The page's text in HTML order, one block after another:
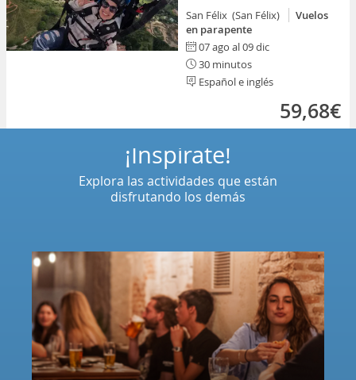
San Félix (San Félix)
Vuelos
en parapente
07 ago al 09 dic
30 minutos
Español e inglés
59,68€
¡Inspírate!
Explora las actividades que están
disfrutando los demás